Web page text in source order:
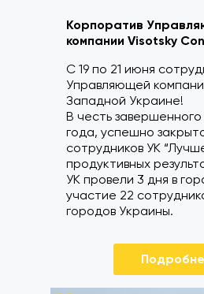
Корпоратив
компании Visotsky
С 19 по 21 июня
Управляющей
Западной Украине!
В честь
года, успешно
сотрудников УК
продуктивных
УК провели 3 дня в
участие 22
городов Украины.